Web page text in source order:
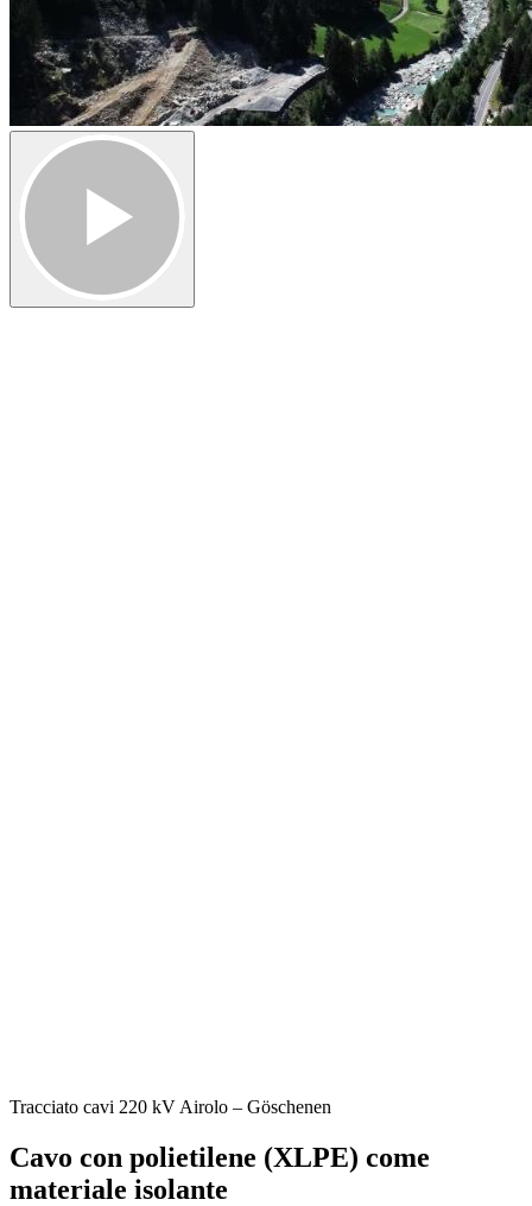
Tracciato cavi 220 kV Airolo – Göschenen
Cavo con polietilene (XLPE) come
materiale isolante